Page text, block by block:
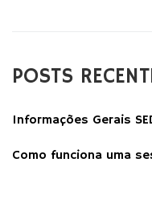
POSTS
Informações Gerais
Como funciona uma